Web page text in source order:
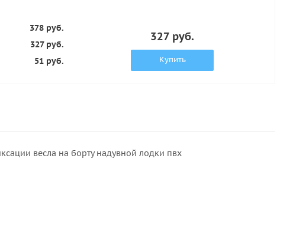
378 руб.
327 руб.
51 руб.
327 руб.
Купить
весла на борту надувной лодки пвх